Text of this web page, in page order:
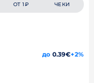
ОТ 1₽ ЧЕКИ
до 0.39€+2%